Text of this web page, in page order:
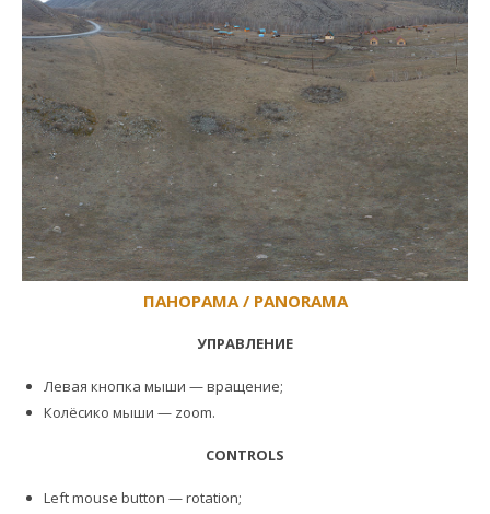
ПАНОРАМА / PANORAMA
УПРАВЛЕНИЕ
Левая кнопка мыши — вращение;
Колёсико мыши — zoom.
CONTROLS
Left mouse button — rotation;